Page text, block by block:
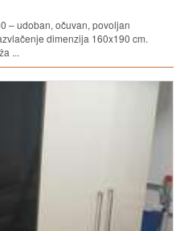
– udoban, očuvan, povoljan
dimenzija 160x190 cm.
...